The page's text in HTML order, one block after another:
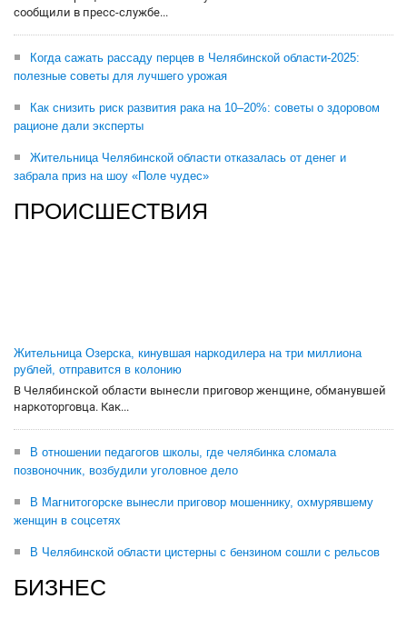
сообщили в пресс-службе...
Когда сажать рассаду перцев в Челябинской области-2025:
полезные советы для лучшего урожая
Как снизить риск развития рака на 10–20%: советы о здоровом
рационе дали эксперты
Жительница Челябинской области отказалась от денег и
забрала приз на шоу «Поле чудес»
ПРОИСШЕСТВИЯ
Жительница Озерска, кинувшая наркодилера на три миллиона
рублей, отправится в колонию
В Челябинской области вынесли приговор женщине, обманувшей
наркоторговца. Как...
В отношении педагогов школы, где челябинка сломала
позвоночник, возбудили уголовное дело
В Магнитогорске вынесли приговор мошеннику, охмурявшему
женщин в соцсетях
В Челябинской области цистерны с бензином сошли с рельсов
БИЗНЕС